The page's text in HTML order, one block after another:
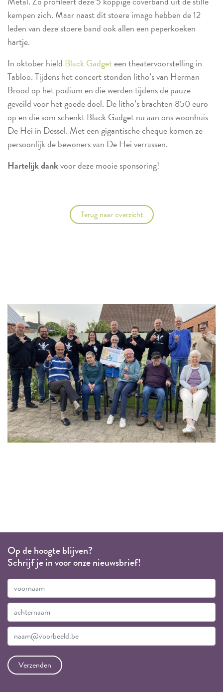
kempen zich. Maar naast dit stoere imago hebben de 12
leden van deze stoere band ook allen een peperkoeken
hartje.
In oktober hield Black Gadgeteen theatervoorstelling in
Tabloo. Tijdens het concert stonden litho’s van Herman
Brood op het podium en die werden tijdens de pauze
geveild voor het goede doel. De litho’s brachten 850 euro
op en die som schenkt Black Gadget nu aan ons woonhuis
De Hei in Dessel. Met een gigantische cheque komen ze
persoonlijk de bewoners van De Hei verrassen.
Hartelijk dankvoor deze mooie sponsoring!
Terug naar overzicht
Op de hoogte blijven?
Schrijf je in voor onze nieuwsbrief!